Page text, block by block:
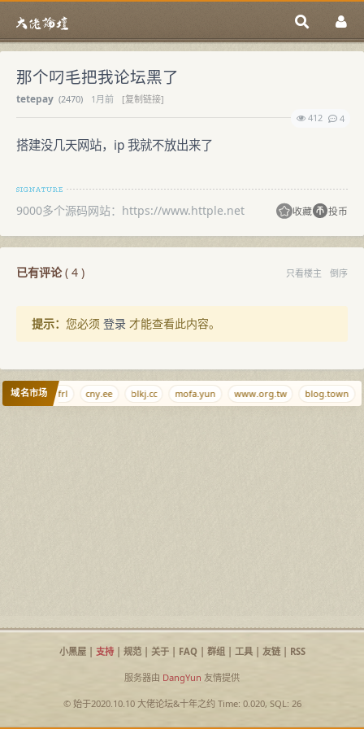
那个叼毛把我论坛黑了
tetepay (2470) 1月前
[复制链接]
412
4
搭建没几天网站，ip 我就不放出来了
9000多个源码网站：https://www.httple.net 收藏 投币
已有评论( 4 ) 只看楼主 倒序
提示： 您必须 登录 才能查看此内容。
域名市场dns.frl cny.ee blkj.cc mofa.yun www.org.tw blog.town
小黑屋| 支持| 规范| 关于| FAQ| 群组| 工具| 友链| RSS
服务器由 DangYun 友情提供
© 始于2020.10.10 大佬论坛&十年之约Time: 0.020, SQL: 26